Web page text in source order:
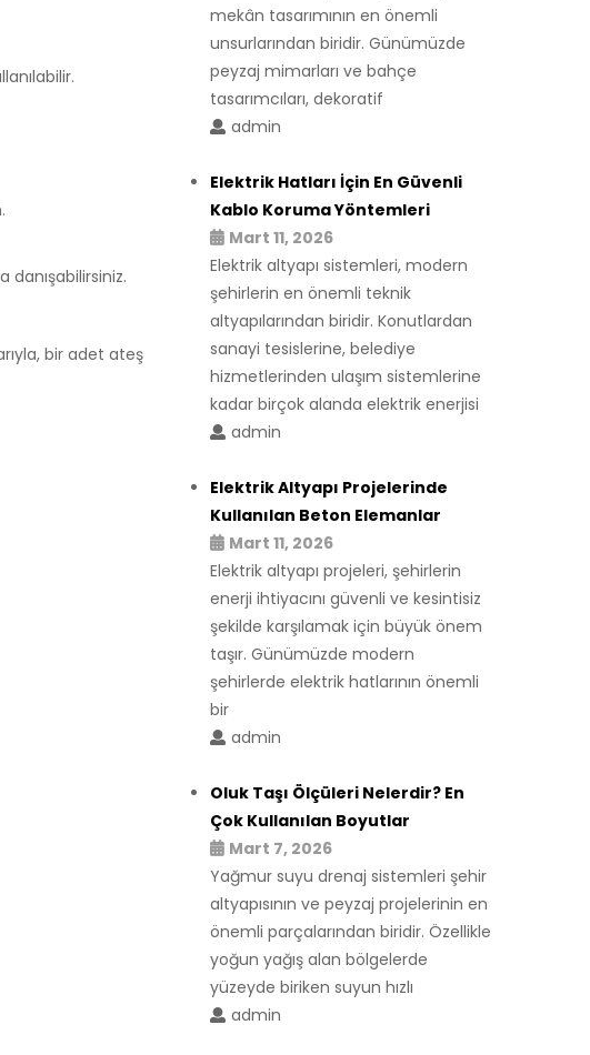
danışabilirsiniz.
bir adet ateş
mekân tasarımının en önemli
unsurlarından biridir. Günümüzde
peyzaj mimarları ve bahçe
tasarımcıları, dekoratif
admin
Elektrik Hatları İçin En Güvenli
Kablo Koruma Yöntemleri
Mart 11, 2026
Elektrik altyapı sistemleri, modern
şehirlerin en önemli teknik
altyapılarından biridir. Konutlardan
sanayi tesislerine, belediye
hizmetlerinden ulaşım sistemlerine
kadar birçok alanda elektrik enerjisi
admin
Elektrik Altyapı Projelerinde
Kullanılan Beton Elemanlar
Mart 11, 2026
Elektrik altyapı projeleri, şehirlerin
enerji ihtiyacını güvenli ve kesintisiz
şekilde karşılamak için büyük önem
taşır. Günümüzde modern
şehirlerde elektrik hatlarının önemli
bir
admin
Oluk Taşı Ölçüleri Nelerdir? En
Çok Kullanılan Boyutlar
Mart 7, 2026
Yağmur suyu drenaj sistemleri şehir
altyapısının ve peyzaj projelerinin en
önemli parçalarından biridir. Özellikle
yoğun yağış alan bölgelerde
yüzeyde biriken suyun hızlı
admin